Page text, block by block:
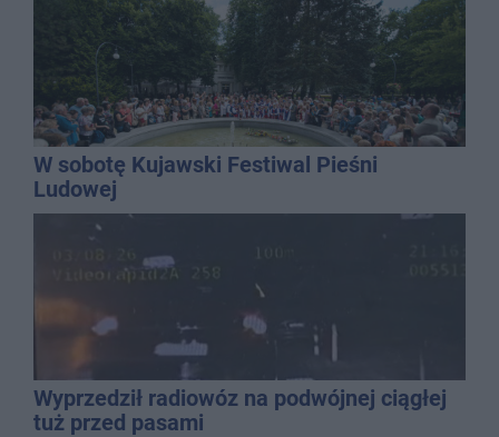
W sobotę Kujawski Festiwal Pieśni
Ludowej
Wyprzedził radiowóz na podwójnej ciągłej
tuż przed pasami